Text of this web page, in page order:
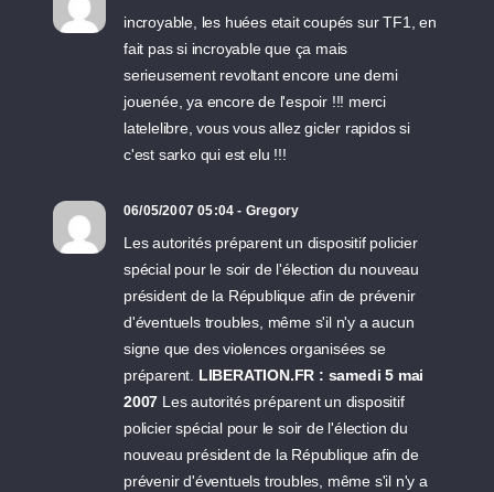
incroyable, les huées etait coupés sur TF1, en
fait pas si incroyable que ça mais
serieusement revoltant encore une demi
jouenée, ya encore de l'espoir !!! merci
latelelibre, vous vous allez gicler rapidos si
c'est sarko qui est elu !!!
06/05/2007 05:04 - Gregory
Les autorités préparent un dispositif policier
spécial pour le soir de l'élection du nouveau
président de la République afin de prévenir
d'éventuels troubles, même s'il n'y a aucun
signe que des violences organisées se
préparent. LIBERATION.FR : samedi 5 mai
2007 Les autorités préparent un dispositif
policier spécial pour le soir de l'élection du
nouveau président de la République afin de
prévenir d'éventuels troubles, même s'il n'y a